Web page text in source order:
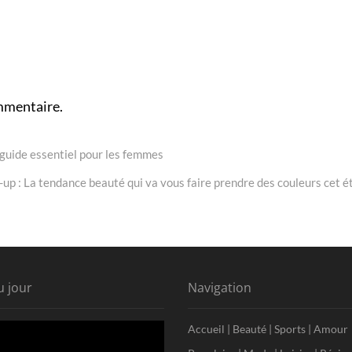
essentiel pour les femmes
: La tendance beauté qui va vous faire prendre des couleurs cet
jour Navigation
Accueil | Beauté | Sports | Amour